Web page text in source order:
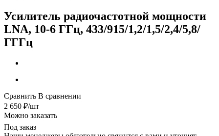
Усилитель радиочастотной мощности
LNA, 10-6 ГГц, 433/915/1,2/1,5/2,4/5,8/
ГГГц
Сравнить В сравнении
2 650 ₽/шт
Можно заказать
Под заказ